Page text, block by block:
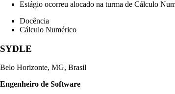
Estágio ocorreu alocado na turma de Cálculo
Docência
Cálculo Numérico
SYDLE
Belo Horizonte, MG, Brasil
Engenheiro de Software